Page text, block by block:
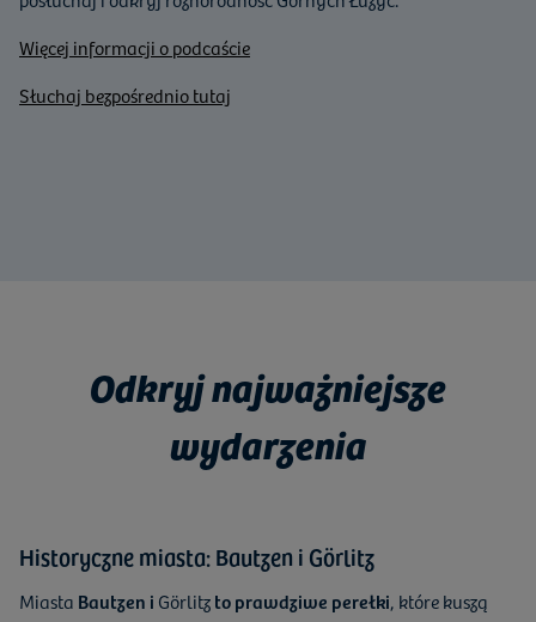
Więcej informacji o podcaście
Słuchaj bezpośrednio tutaj
Odkryj najważniejsze
wydarzenia
Historyczne miasta: Bautzen i Görlitz
Miasta Bautzen i Görlitzto prawdziwe perełki, które kuszą